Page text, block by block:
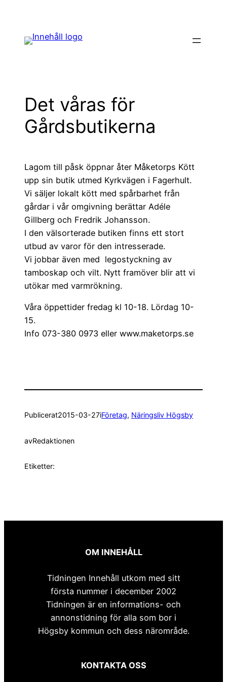
innehåll
Det våras för
Gårdsbutikerna
Lagom till påsk öppnar åter Måketorps Kött
upp sin butik utmed Kyrkvägen i Fagerhult.
Vi säljer lokalt kött med spårbarhet från
gårdar i vår omgivning berättar Adéle
Gillberg och Fredrik Johansson.
I den välsorterade butiken finns ett stort
utbud av varor för den intresserade.
Vi jobbar även med legostyckning av
tamboskap och vilt. Nytt framöver blir att vi
utökar med varmrökning.
Våra öppettider fredag kl 10-18. Lördag 10-
15.
Info 073-380 0973 eller www.maketorps.se
Publicerat2015-03-27iFöretag, Näringsliv Högsby
avRedaktionen
Etiketter:
OM INNEHÅLL
Tidningen Innehåll utkom med sitt
första nummer i december 2002
Tidningen är en informations- och
annonstidning för alla som bor i
Högsby kommun och dess närområde.
KONTAKTA OSS